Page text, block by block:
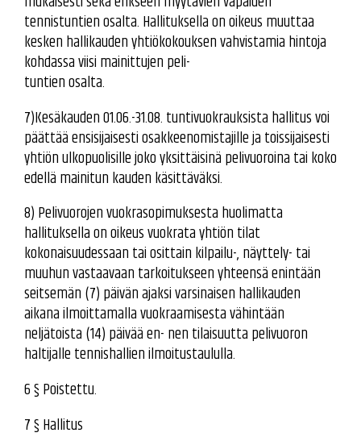
tennistuntien osalta. Hallituksella on oikeus muuttaa
kesken hallikauden yhtiökokouksen vahvistamia hintoja
kohdassa viisi mainittujen peli-
tuntien osalta.
7)Kesäkauden 01.06.-31.08. tuntivuokrauksista hallitus voi
päättää ensisijaisesti osakkeenomistajille ja toissijaisesti
yhtiön ulkopuolisille joko yksittäisinä pelivuoroina tai koko
edellä mainitun kauden käsittäväksi.
8) Pelivuorojen vuokrasopimuksesta huolimatta
hallituksella on oikeus vuokrata yhtiön tilat
kokonaisuudessaan tai osittain kilpailu-, näyttely- tai
muuhun vastaavaan tarkoitukseen yhteensä enintään
seitsemän (7) päivän ajaksi varsinaisen hallikauden
aikana ilmoittamalla vuokraamisesta vähintään
neljätoista (14) päivää en- nen tilaisuutta pelivuoron
haltijalle tennishallien ilmoitustaululla.
6 § Poistettu.
7 § Hallitus